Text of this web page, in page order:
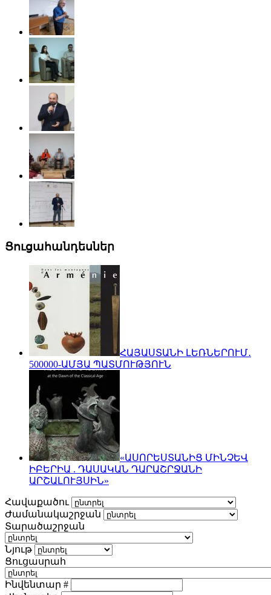
Ցուցահանդեսներ
ՀԱՅԱՍՏԱՆԻ ԼԵՌՆԵՐՈՒՄ․
500000-ԱՄՅԱ ՊԱՏՄՈՒԹՅՈՒՆ
«ԱՍՈՐԵՍՏԱՆԻՑ ՄԻՆՉԵՎ
ԻԲԵՐԻԱ . ԴԱՍԱԿԱՆ ԴԱՐԱՇՐՋԱՆԻ
ԱՐՇԱԼՈՒՅՍԻՆ»
Հավաքածու
Ժամանակաշրջան
Տարածաշրջան
Նյութ
Ցուցասրահ
Ինվենտար #